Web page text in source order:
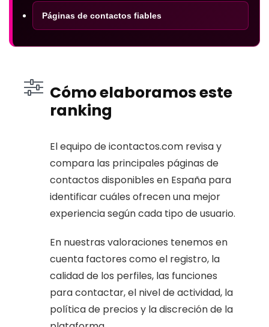
Páginas de contactos fiables
Cómo elaboramos este
ranking
El equipo de icontactos.com revisa y
compara las principales páginas de
contactos disponibles en España para
identificar cuáles ofrecen una mejor
experiencia según cada tipo de usuario.
En nuestras valoraciones tenemos en
cuenta factores como el registro, la
calidad de los perfiles, las funciones
para contactar, el nivel de actividad, la
política de precios y la discreción de la